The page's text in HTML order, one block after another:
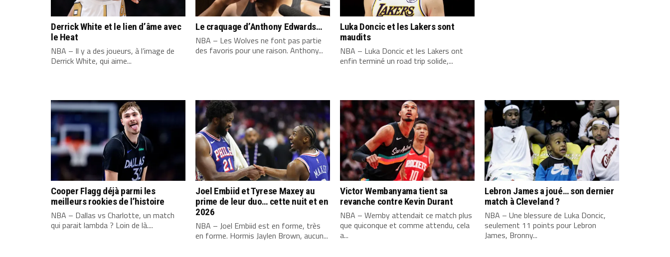
Derrick White et le lien d’âme avec
le Heat
NBA – Il y a des joueurs, à l’image de
Derrick White, qui aime...
Le craquage d’Anthony Edwards…
NBA – Les Wolves ne font pas partie
des favoris pour une raison. Anthony...
Luka Doncic et les Lakers sont
maudits
NBA – Luka Doncic et les Lakers ont
enfin terminé un road trip solide,...
Cooper Flagg déjà parmi les
meilleurs rookies de l’histoire
NBA – Dallas vs Charlotte, un match
qui parait lambda ? Loin de là....
Joel Embiid et Tyrese Maxey au
prime de leur duo… cette nuit et en
2026
NBA – Joel Embiid est en forme, très
en forme. Hormis Jaylen Brown, aucun...
Victor Wembanyama tient sa
revanche contre Kevin Durant
NBA – Wemby attendait ce match plus
que quiconque et comme attendu, cela
a...
Lebron James a joué… son dernier
match à Cleveland ?
NBA – Une blessure de Luka Doncic,
seulement 11 points pour Lebron
James, Bronny...